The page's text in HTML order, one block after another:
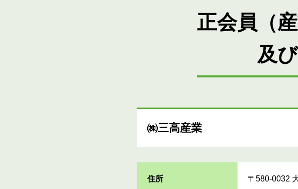
正会員（
及
㈱三高産業
住所 〒580-0032